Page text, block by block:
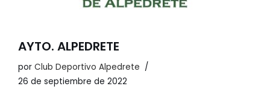
AYTO. ALPEDRETE
por Club Deportivo Alpedrete
26 de septiembre de 2022